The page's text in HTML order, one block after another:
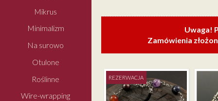
Mikrus
Minimalizm
Na surowo
Otulone
Roślinne
Wire-wrapping
Uwaga!
Zamówienia
REZERWACJA